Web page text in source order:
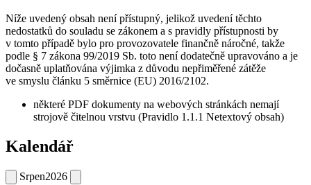
Níže uvedený obsah není přístupný, jelikož uvedení těchto
nedostatků do souladu se zákonem a s pravidly přístupnosti by
v tomto případě bylo pro provozovatele finančně náročné, takže
podle § 7 zákona 99/2019 Sb. toto není dodatečně upravováno a je
dočasně uplatňována výjimka z důvodu nepřiměřené zátěže
ve smyslu článku 5 směrnice (EU) 2016/2102.
některé PDF dokumenty na webových stránkách nemají
strojově čitelnou vrstvu (Pravidlo 1.1.1 Netextový obsah)
Kalendář
Srpen2026